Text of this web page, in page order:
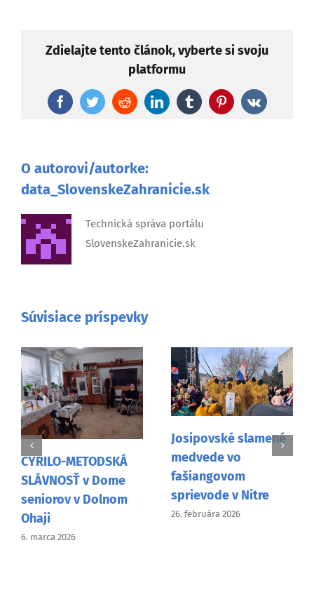
Zdielajte tento článok, vyberte si svoju
platformu
FacebookTwitterRedditLinkedInTumblr Pinterest
Vk
O autorovi/autorke:
data_SlovenskeZahranicie.sk
Technická správa portálu
SlovenskeZahranicie.sk
Súvisiace príspevky
Josipovské slamené
medvede vo
fašiangovom
sprievode v Nitre
26. februára 2026
Návšteva Mons.
Pavla Šajgalíka vo
Vancouveri
9. februára 2026